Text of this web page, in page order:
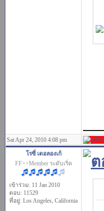
Sat Apr 24, 2010 4:08 pm
โรซี่ เดอลองเก้
FF>>Member ระดับเริ่ด
เข้าร่วม: 11 Jan 2010
ตอบ: 11529
ที่อยู่: Los Angeles, California